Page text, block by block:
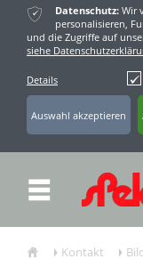
ќ Datenschutz: Wir
personalisieren,
und die Zugriffe auf
siehe
Details
ŷ Ţ Kontakt Ţ